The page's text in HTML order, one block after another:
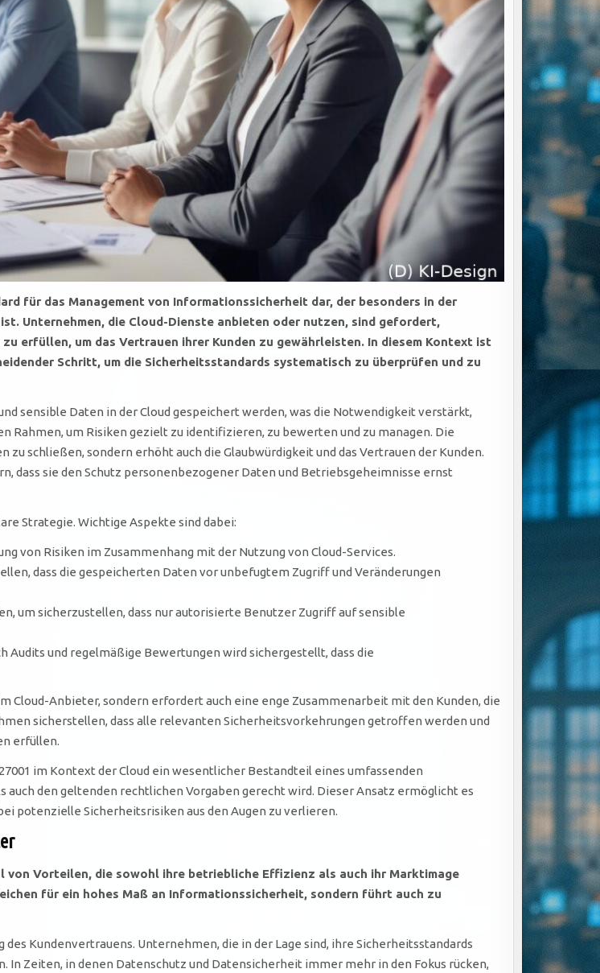
für das Management von Informationssicherheit dar, der besonders in der
Unternehmen, die Cloud-Dienste anbieten oder nutzen, sind gefordert,
erfüllen, um das Vertrauen ihrer Kunden zu gewährleisten. In diesem Kontext ist
Schritt, um die Sicherheitsstandards systematisch zu überprüfen und zu
sensible Daten in der Cloud gespeichert werden, was die Notwendigkeit verstärkt,
um Risiken gezielt zu identifizieren, zu bewerten und zu managen. Die
schließen, sondern erhöht auch die Glaubwürdigkeit und das Vertrauen der Kunden.
dass sie den Schutz personenbezogener Daten und Betriebsgeheimnisse ernst
Strategie. Wichtige Aspekte sind dabei:
von Risiken im Zusammenhang mit der Nutzung von Cloud-Services.
dass die gespeicherten Daten vor unbefugtem Zugriff und Veränderungen
um sicherzustellen, dass nur autorisierte Benutzer Zugriff auf sensible
Audits und regelmäßige Bewertungen wird sichergestellt, dass die
Cloud-Anbieter, sondern erfordert auch eine enge Zusammenarbeit mit den Kunden, die
sicherstellen, dass alle relevanten Sicherheitsvorkehrungen getroffen werden und
erfüllen.
im Kontext der Cloud ein wesentlicher Bestandteil eines umfassenden
den geltenden rechtlichen Vorgaben gerecht wird. Dieser Ansatz ermöglicht es
potenzielle Sicherheitsrisiken aus den Augen zu verlieren.
Vorteilen, die sowohl ihre betriebliche Effizienz als auch ihr Marktimage
für ein hohes Maß an Informationssicherheit, sondern führt auch zu
Kundenvertrauens. Unternehmen, die in der Lage sind, ihre Sicherheitsstandards
Zeiten, in denen Datenschutz und Datensicherheit immer mehr in den Fokus rücken,